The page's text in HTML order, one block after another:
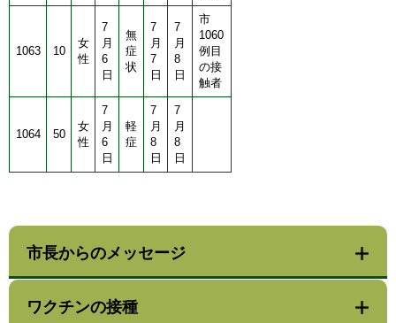
1063 10
女
性
7
月
6
日
無
症
状
7
月
7
日
7
月
8
日
市
1060
例目
の接
触者
1064 50
女
性
7
月
6
日
軽
症
7
月
8
日
7
月
8
日
市長からのメッセージ
ワクチンの接種